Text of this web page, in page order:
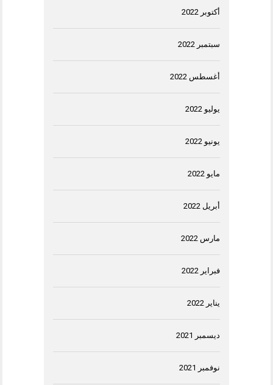
أكتوبر 2022
سبتمبر 2022
أغسطس 2022
يوليو 2022
يونيو 2022
مايو 2022
أبريل 2022
مارس 2022
فبراير 2022
يناير 2022
ديسمبر 2021
نوفمبر 2021